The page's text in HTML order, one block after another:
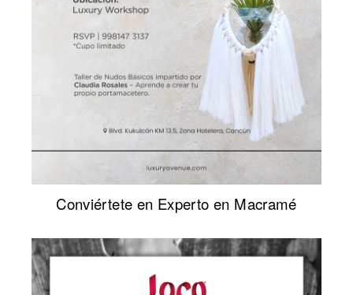
Conviértete en Experto en Macramé